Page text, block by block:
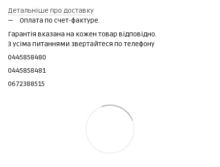
Детальніше про доставку
Оплата по счет-фактуре.
Гарантія вказана на кожен товар відповідно.
З усіма питаннями звертайтеся по телефону
0445858480
0445858481
0672388515